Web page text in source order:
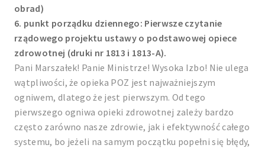
obrad)
6. punkt porządku dziennego: Pierwsze czytanie
rządowego projektu ustawy o podstawowej opiece
zdrowotnej (druki nr 1813 i 1813-A).
Pani Marszałek! Panie Ministrze! Wysoka Izbo! Nie ulega
wątpliwości, że opieka POZ jest najważniejszym
ogniwem, dlatego że jest pierwszym. Od tego
pierwszego ogniwa opieki zdrowotnej zależy bardzo
często zarówno nasze zdrowie, jak i efektywność całego
systemu, bo jeżeli na samym początku popełni się błędy,